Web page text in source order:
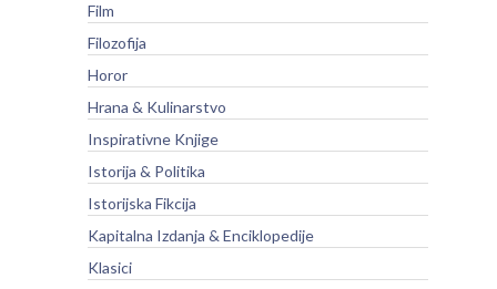
Film
Filozofija
Horor
Hrana & Kulinarstvo
Inspirativne Knjige
Istorija & Politika
Istorijska Fikcija
Kapitalna Izdanja & Enciklopedije
Klasici